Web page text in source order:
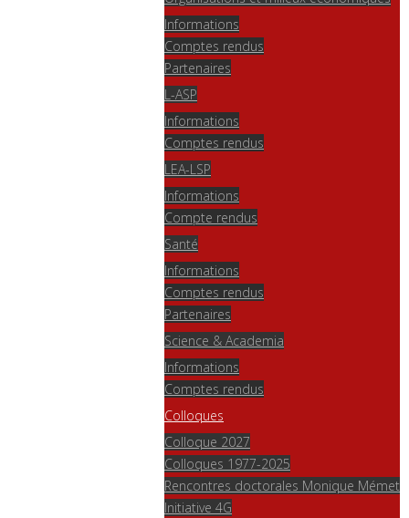
Informations
Comptes rendus
Partenaires
L-ASP
Informations
Comptes rendus
LEA-LSP
Informations
Compte rendus
Santé
Informations
Comptes rendus
Partenaires
Science & Academia
Informations
Comptes rendus
Colloques
Colloque 2027
Colloques 1977-2025
Rencontres doctorales Monique Mémet
Initiative 4G